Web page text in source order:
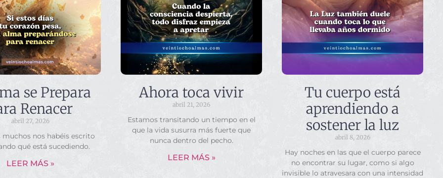
se Prepara
Renacer
abril 27, 2026
muchos nos habéis escrito
qué está sucediendo.
LEER MÁS »
Ahora toca vivir
abril 21, 2026
Estamos transitando un tiempo en el
que la vida susurra más fuerte que
nunca dentro del pecho.
LEER MÁS »
Tu cuerpo está
aprendiendo a
sostener la luz
abril 8, 2026
Hay noches en las que el cuerpo parece
no encontrar su lugar, como si algo
invisible lo atravesara con una intensidad